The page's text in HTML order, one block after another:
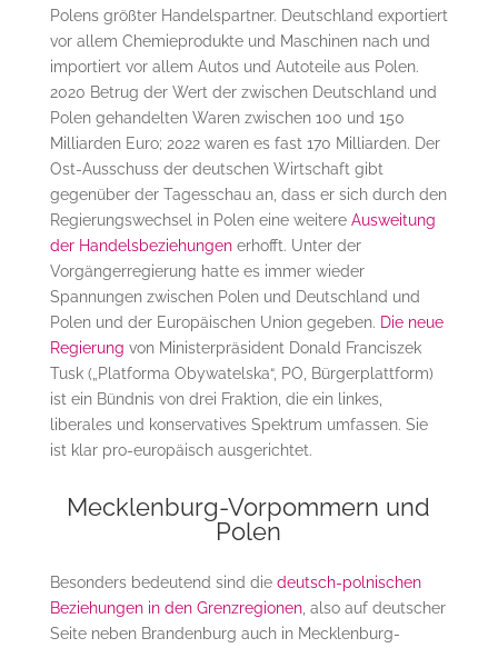
Polens größter Handelspartner. Deutschland exportiert
vor allem Chemieprodukte und Maschinen nach und
importiert vor allem Autos und Autoteile aus Polen.
2020 Betrug der Wert der zwischen Deutschland und
Polen gehandelten Waren zwischen 100 und 150
Milliarden Euro; 2022 waren es fast 170 Milliarden. Der
Ost-Ausschuss der deutschen Wirtschaft gibt
gegenüber der Tagesschau an, dass er sich durch den
Regierungswechsel in Polen eine weitere Ausweitung
der Handelsbeziehungenerhofft. Unter der
Vorgängerregierung hatte es immer wieder
Spannungen zwischen Polen und Deutschland und
Polen und der Europäischen Union gegeben. Die neue
Regierung von Ministerpräsident Donald Franciszek
Tusk („Platforma Obywatelska“, PO, Bürgerplattform)
ist ein Bündnis von drei Fraktion, die ein linkes,
liberales und konservatives Spektrum umfassen. Sie
ist klar pro-europäisch ausgerichtet.
Mecklenburg-Vorpommern und
Polen
Besonders bedeutend sind die deutsch-polnischen
Beziehungen in den Grenzregionen, also auf deutscher
Seite neben Brandenburg auch in Mecklenburg-